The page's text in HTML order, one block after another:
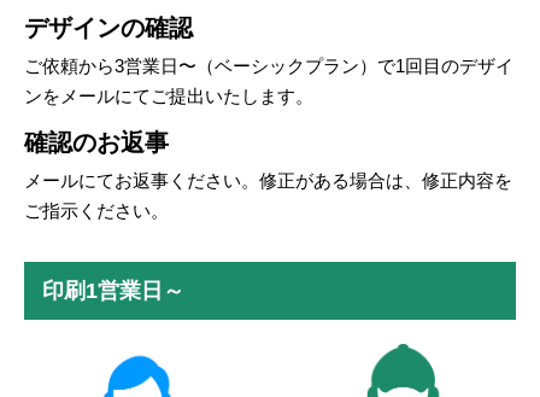
デザインの確認
ご依頼から3営業日〜（ベーシックプラン）で1回目のデザイ
ンをメールにてご提出いたします。
確認のお返事
メールにてお返事ください。修正がある場合は、修正内容を
ご指示ください。
印刷1営業日～